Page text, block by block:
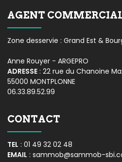
AGENT
Zone desservie : Grand Est &
Anne Rouyer - ARGEPRO
ADRESSE : 22 rue du Chanoine
55000 MONTPLONNE
06.33.89.52.99
CONTACT
TEL : 01 49 32 02 48
EMAIL : sammob@sammob-